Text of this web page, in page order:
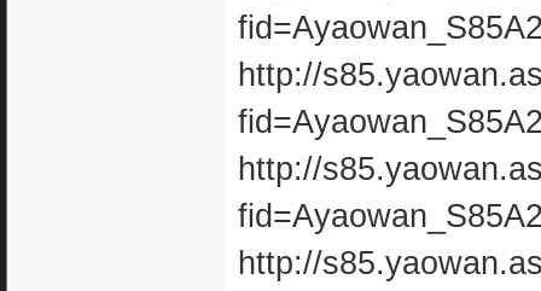
http://
http://
http://